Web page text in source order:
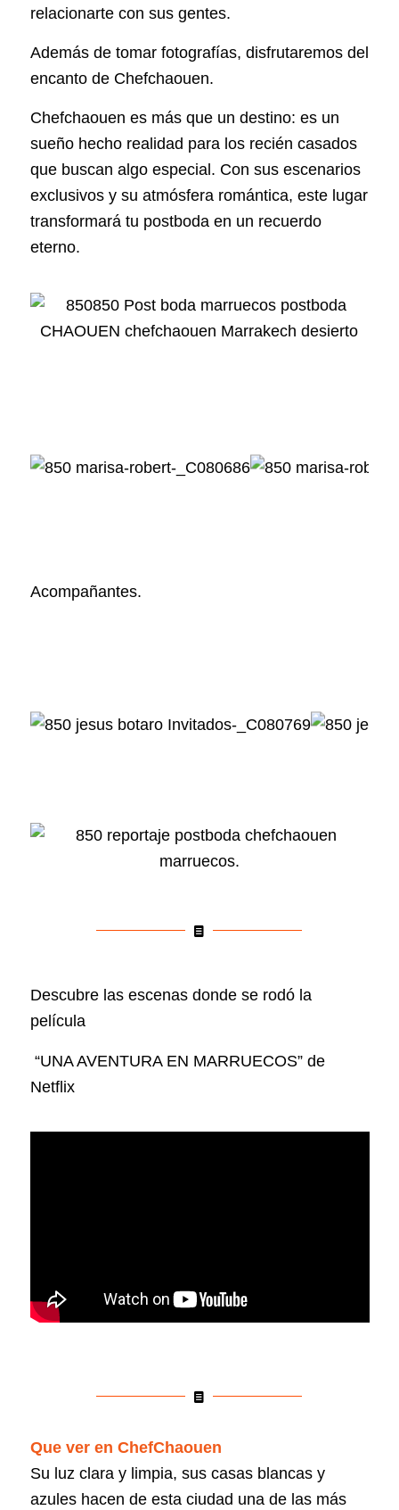
relacionarte con sus gentes.
Además de tomar fotografías, disfrutaremos del
encanto de Chefchaouen.
Chefchaouen es más que un destino: es un
sueño hecho realidad para los recién casados
que buscan algo especial. Con sus escenarios
exclusivos y su atmósfera romántica, este lugar
transformará tu postboda en un recuerdo
eterno.
Acompañantes.
Descubre las escenas donde se rodó la
película
“UNA AVENTURA EN MARRUECOS” de
Netflix
Que ver en ChefChaouen
Su luz clara y limpia, sus casas blancas y
azules hacen de esta ciudad una de las más